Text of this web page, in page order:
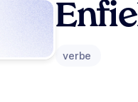
verbe